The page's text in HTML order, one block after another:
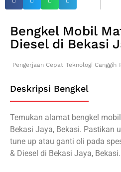
Bengkel Mobil
Diesel di Bekasi
Pengerjaan Cepat Teknologi Canggih
Deskripsi Bengkel
Temukan alamat bengkel
Bekasi Jaya, Bekasi. Pastikan
tune up atau ganti oli pada
& Diesel di Bekasi Jaya, Bekasi.